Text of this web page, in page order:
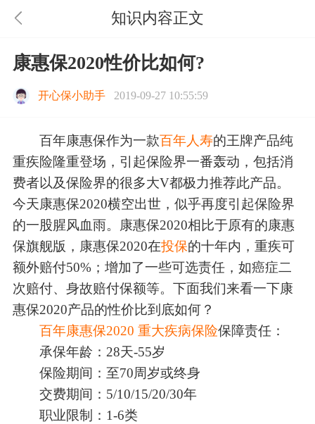
知识内容正文
康惠保2020性价比如何?
开心保小助手 2019-09-27 10:55:59
百年康惠保作为一款百年人寿的王牌产品纯
重疾险隆重登场，引起保险界一番轰动，包括消
费者以及保险界的很多大V都极力推荐此产品。
今天康惠保2020横空出世，似乎再度引起保险界
的一股腥风血雨。康惠保2020相比于原有的康惠
保旗舰版，康惠保2020在投保的十年内，重疾可
额外赔付50%；增加了一些可选责任，如癌症二
次赔付、身故赔付保额等。下面我们来看一下康
惠保2020产品的性价比到底如何？
百年康惠保2020 重大疾病保险保障责任：
承保年龄：28天-55岁
保险期间：至70周岁或终身
交费期间：5/10/15/20/30年
职业限制：1-6类